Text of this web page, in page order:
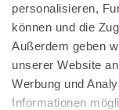
personalisieren,
können und die
Außerdem geben
unserer Website
Werbung und
Informationen
53113 Bonn